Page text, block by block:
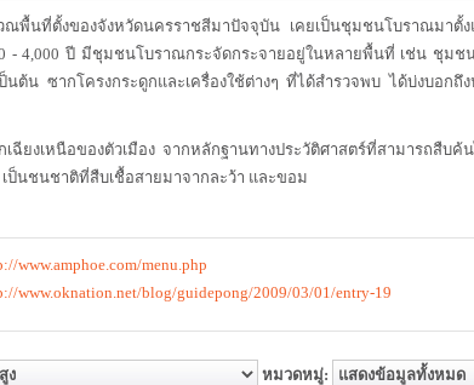
ณพื้นที่ตั้งของจังหวัดนครราชสีมาปัจจุบัน เคยเป็นชุมชนโบราณมาตั้
- 4,000 ปี มีชุมชนโบราณกระจัดกระจายอยู่ในหลายพื้นที่ เช่น ชุมช
ต้น ซากโครงกระดูกและเครื่องใช้ต่างๆ ที่ได้สำรวจพบ ได้บ่งบอกถึ
ยงเหนือของตัวเมือง จากหลักฐานทางประวัติศาสตร์ที่สามารถสืบค้
ป็นชนชาติที่สืบเชื้อสายมาจากละว้า และขอม
www.amphoe.com/menu.php
www.oknation.net/blog/guidepong/2009/03/01/entry-19
หมวดหมู่: